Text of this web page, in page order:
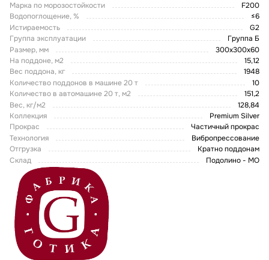
Марка по морозостойкости
F200
Водопоглощение, %
≤6
Истираемость
G2
Группа эксплуатации
Группа Б
Размер, мм
300х300х60
На поддоне, м2
15,12
Вес поддона, кг
1948
Количество поддонов в машине 20 т
10
Количество в автомашине 20 т, м2
151,2
Вес, кг/м2
128,84
Коллекция
Premium Silver
Прокрас
Частичный прокрас
Технология
Вибропрессование
Отгрузка
Кратно поддонам
Склад
Подолино - МО